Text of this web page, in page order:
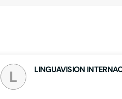
L LINGUAVISION